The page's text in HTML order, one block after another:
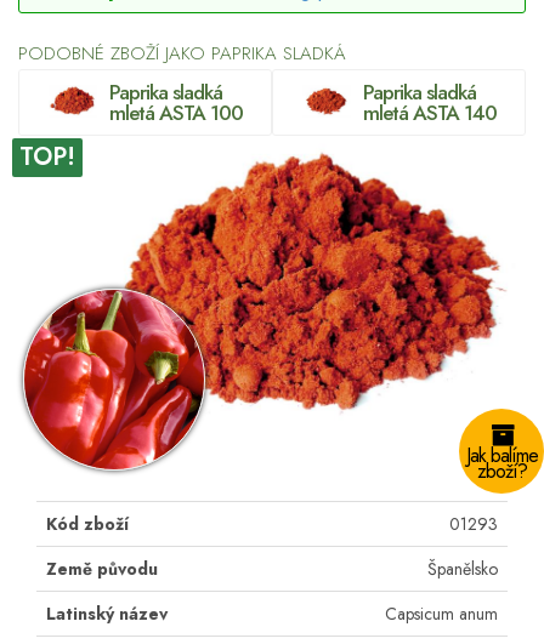
PODOBNÉ ZBOŽÍ JAKO PAPRIKA SLADKÁ
Paprika sladká
mletá ASTA 100
Paprika sladká
mletá ASTA 140
TOP!
Jak balíme
zboží?
Kód zboží
01293
Země původu
Španělsko
Latinský název
Capsicum anum